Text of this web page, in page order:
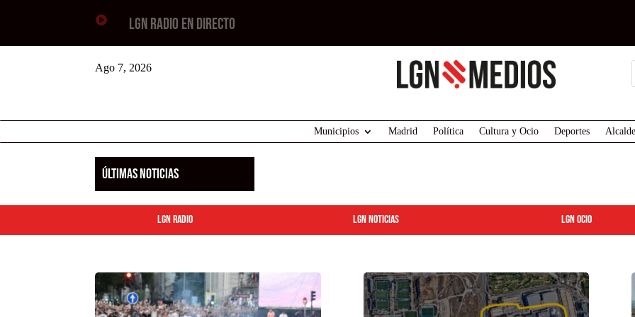
 LGN RADIO EN DIRECTO
Ago 7, 2026
Municipios Madrid Política Cultura y Ocio Deportes
ÚLTIMAS NOTICIAS
LGN Radio LGN Noticias LGN ocio